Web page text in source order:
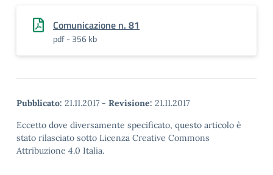
Comunicazione n. 81
pdf - 356 kb
Pubblicato: 21.11.2017 - Revisione: 21.11.2017
Eccetto dove diversamente specificato, questo articolo è
stato rilasciato sotto Licenza Creative Commons
Attribuzione 4.0 Italia.